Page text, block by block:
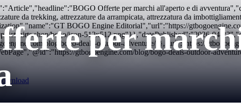
Offerte per marchi all'aperto e di
da trekking, attrezzature da arrampicata, attrezzatura da
BOGO Engine Editorial","url":"https://
bogo/icon-512x512.png"}},"datePublished":"2026-04-
blog/bogo-deals-outdoor-adventure/"},"url":"https://
gtbogoengine.com/blog/bogo-deals-outdoor-
per